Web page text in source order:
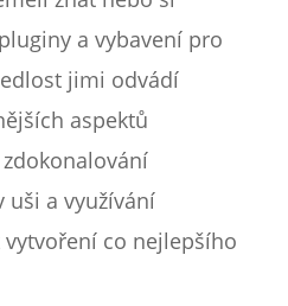
a vybavení pro
jimi odvádí
aspektů
uši a využívání
co nejlepšího